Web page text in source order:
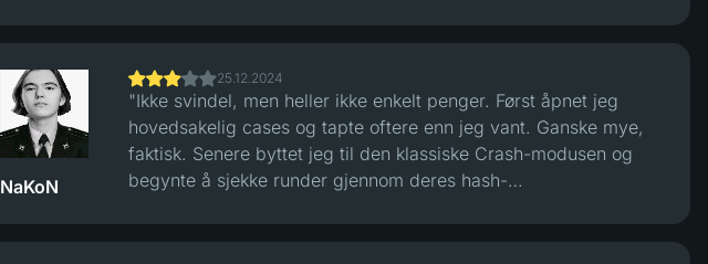
NaKoN
25.12.2024
"Ikke svindel, men heller ikke enkelt penger. Først åpnet jeg
hovedsakelig cases og tapte oftere enn jeg vant. Ganske mye,
faktisk. Senere byttet jeg til den klassiske Crash-modusen og
begynte å sjekke runder gjennom deres hash-